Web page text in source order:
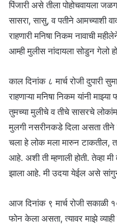
पिंजारी असे तीला पोहोचवायला
सासरा, सासु, व पतीने आमच्याशी
राहणारी मनिषा निकम नावाची
आम्ही मुलीस नांदायला सोडुन गेलो
काल दिनांक ८ मार्च रोजी दुपारी
राहणाऱ्या मनिषा निकम यांनी
तुमच्या मुलीचे व तीचे सासरचे
मुलगी नसरीनकडे दिला असता तीने
चला हे लोक मला मारुन टाकतील,
आहे. अशी ती म्हणाली होती. तेव्हा
झाला आहे. मी उदया येईल असे
आज दिनांक ९ मार्च रोजी सकाळी
फोन केला असता, त्यावर माझे व्याही